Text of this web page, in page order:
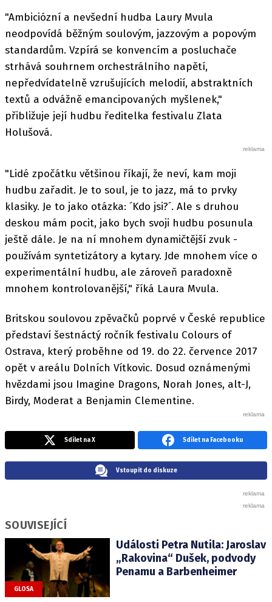
"Ambiciózní a nevšední hudba Laury Mvula
neodpovídá běžným soulovým, jazzovým a popovým
standardům. Vzpírá se konvencím a posluchače
strhává souhrnem orchestrálního napětí,
nepředvídatelně vzrušujících melodií, abstraktních
textů a odvážně emancipovaných myšlenek,"
přibližuje její hudbu ředitelka festivalu Zlata
Holušová.
"Lidé zpočátku většinou říkají, že neví, kam moji
hudbu zařadit. Je to soul, je to jazz, má to prvky
klasiky. Je to jako otázka: ´Kdo jsi?´. Ale s druhou
deskou mám pocit, jako bych svoji hudbu posunula
ještě dále. Je na ní mnohem dynamičtější zvuk -
používám syntetizátory a kytary. Jde mnohem více o
experimentální hudbu, ale zároveň paradoxně
mnohem kontrolovanější," říká Laura Mvula.
Britskou soulovou zpěvačků poprvé v České republice
představí šestnáctý ročník festivalu Colours of
Ostrava, který proběhne od 19. do 22. července 2017
opět v areálu Dolních Vítkovic. Dosud oznámenými
hvězdami jsou Imagine Dragons, Norah Jones, alt-J,
Birdy, Moderat a Benjamin Clementine.
Sdílet na X Sdílet na Facebooku
Vstoupit do diskuze
SOUVISEJÍCÍ
GLOSA
Události Petra Nutila: Jaroslav
„Rakovina“ Dušek, podvody
Penamu a Barbenheimer